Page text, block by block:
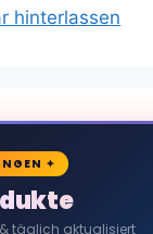
hinterlassen
✦
täglich aktualisiert